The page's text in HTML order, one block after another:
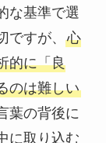
な基準で選
すが、 心
的に「良
のは難しい
葉の背後に
に取り込む